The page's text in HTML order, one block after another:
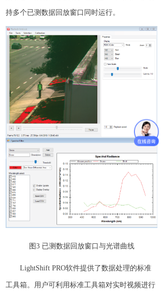
持多个已测 数据 回放窗口同时运行。
图 3 已测数据回放窗口与光谱曲线
LightShift PRO软件提供了数据处理的标准
工具箱。用户可利用标准工具箱对实时视频进行